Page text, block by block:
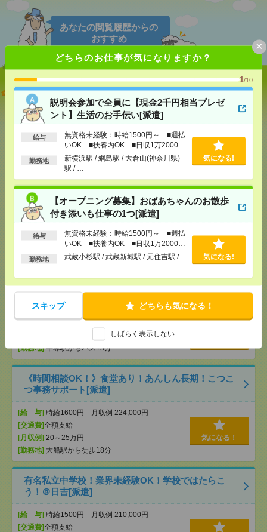
どちらのお仕事が気になりますか？
1/10
説明会参加で全員に【現金2千円相当プレゼ
ント】生活のお手伝い[派遣]
給与
無資格未経験：時給1500円～ ■週払
いOK ■扶養内OK ■日収1万2000円
以上
勤務地
新横浜駅 / 綱島駅 / 大倉山(神奈川県)
駅 / …
気になる!
【オープニング募集】おばあちゃんのお散歩
付き添いも仕事の1つ[派遣]
給与
無資格未経験：時給1500円～ ■週払
いOK ■扶養内OK ■日収1万2000円
以上
勤務地
武蔵小杉駅 / 武蔵新城駅 / 元住吉駅 /
気になる!
スキップ どちらも気になる！
しばらく表示しない
×
あなたの閲覧履歴からの
おすすめ
説明会参加で全員に【現金2千円相当プレゼント】生
活のお手伝い[派遣]
[給 与]無資格未経験：時給1500円～ ■週払い
OK ■扶養内OK ■日収1万2000円以上
交通費全額支給
[勤務地]新横浜駅/綱島駅/大倉山(神奈川県)駅/…
気になる！
【オープニング募集】おばあちゃんのお散歩付き添
いも仕事の1つ[派遣]
[給 与]無資格未経験：時給1500円～ ■週払い
OK ■扶養内OK ■日収1万2000円以上
交通費全額支給
[勤務地]武蔵小杉駅/武蔵新城駅/元住吉駅/…
気になる！
マイカー通勤OK！平塚！仕様書のデータ入力メイン
*＊50代活躍中[派遣]
時給1700円＋交
交通費実費支給（当社規定あり）
[勤務地]平塚駅からバス15分
《時間相談OK！》食堂あり！あんしん長期！こつこ
つ事務サポート[派遣]
[給 与] 時給1600円 月収例 224,000円
[交通費]全額支給
[月収例] 20～25万円
[勤務地] 大船駅から徒歩18分
気になる！
有名私立中学校！業界未経験OK！学校ではたらこ
う！＠日吉[派遣]
[給 与] 時給1500円 月収例 210,000円
[交通費]全額支給